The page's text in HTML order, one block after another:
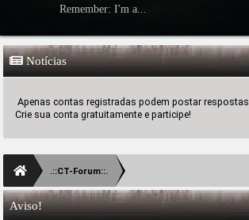
Remember: I'm a...
Notícias
Apenas contas registradas podem postar
Crie sua conta gratuitamente e participe!
.::CT-Forum::.
Aviso!